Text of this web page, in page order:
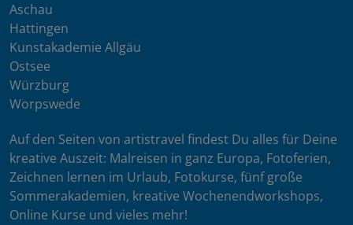
Aschau
Hattingen
Kunstakademie Allgäu
Ostsee
Würzburg
Worpswede
Auf den Seiten von artistravel findest Du alles für Deine
kreative Auszeit: Malreisen in ganz Europa, Fotoferien,
Zeichnen lernen im Urlaub, Fotokurse, fünf große
Sommerakademien, kreative Wochenendworkshops,
Online Kurse und vieles mehr!